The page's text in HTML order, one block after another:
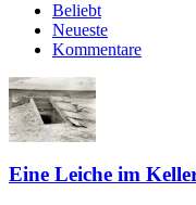
Beliebt
Neueste
Kommentare
Eine Leiche im